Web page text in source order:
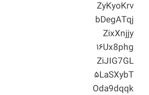
ZyKyoKrv
bDegATqj
ZixXnjjy
۱۶Ux8phg
ZiJIG7GL
۵LaSXybT
Oda9dqqk